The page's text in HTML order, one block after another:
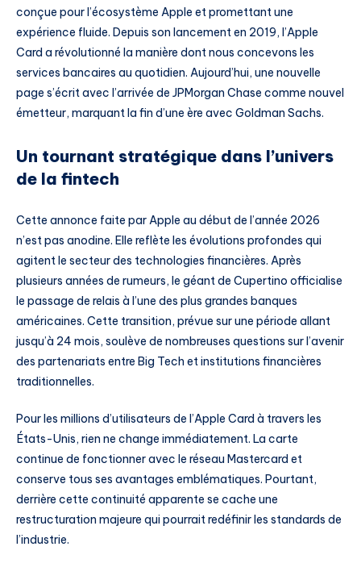
conçue pour l’écosystème Apple et promettant une
expérience fluide. Depuis son lancement en 2019, l’Apple
Card a révolutionné la manière dont nous concevons les
services bancaires au quotidien. Aujourd’hui, une nouvelle
page s’écrit avec l’arrivée de JPMorgan Chase comme nouvel
émetteur, marquant la fin d’une ère avec Goldman Sachs.
Un tournant stratégique dans l’univers
de la fintech
Cette annonce faite par Apple au début de l’année 2026
n’est pas anodine. Elle reflète les évolutions profondes qui
agitent le secteur des technologies financières. Après
plusieurs années de rumeurs, le géant de Cupertino officialise
le passage de relais à l’une des plus grandes banques
américaines. Cette transition, prévue sur une période allant
jusqu’à 24 mois, soulève de nombreuses questions sur l’avenir
des partenariats entre Big Tech et institutions financières
traditionnelles.
Pour les millions d’utilisateurs de l’Apple Card à travers les
États-Unis, rien ne change immédiatement. La carte
continue de fonctionner avec le réseau Mastercard et
conserve tous ses avantages emblématiques. Pourtant,
derrière cette continuité apparente se cache une
restructuration majeure qui pourrait redéfinir les standards de
l’industrie.